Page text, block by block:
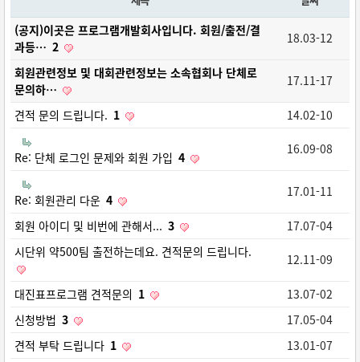
(공지)이곳은 프로그램개발회사입니다. 회원/출전/결
과등… 2
18.03-12
회원관련정보 및 대회관련정보는 소속협회나 단체로
문의하…
17.11-17
견적 문의 드립니다. 1 14.02-10
Re: 단체 로그인 문제와 회원 가입 4
16.09-08
Re: 회원관리 다운 4
17.01-11
회원 아이디 및 비번에 관해서... 3
17.07-04
시단위 약500팀 출전하는데요. 견적문의 드립니다.
12.11-09
대진표프로그램 견적문의 1
13.07-02
신청방법 3
17.05-04
견적 부탁 드립니다 1
13.01-07